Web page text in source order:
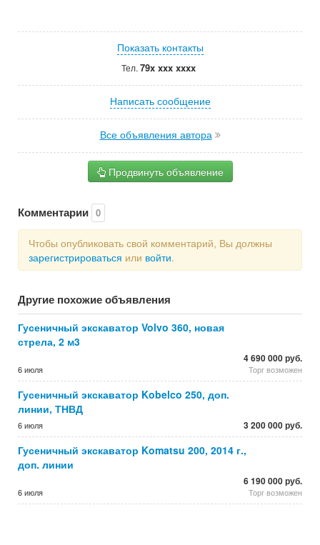
Показать контакты
Тел. 79x xxx xxxx
Написать сообщение
Все объявления автора
Продвинуть объявление
Комментарии 0
Чтобы опубликовать свой комментарий, Вы должны
зарегистрироваться или войти.
Другие похожие объявления
Гусеничный экскаватор Volvo 360, новая
стрела, 2 м3
6 июля
4 690 000 руб.
Торг возможен
Гусеничный экскаватор Kobelco 250, доп.
линии, ТНВД
6 июля 3 200 000 руб.
Гусеничный экскаватор Komatsu 200, 2014 г.,
доп. линии
6 июля
6 190 000 руб.
Торг возможен